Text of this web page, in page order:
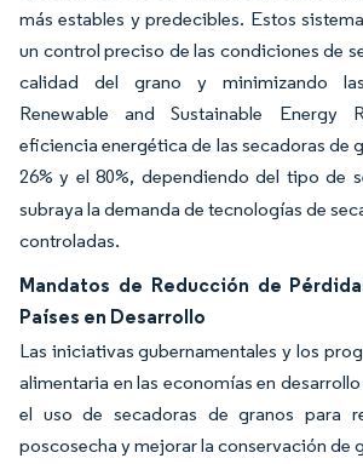
más estables y predecibles. Estos
un control preciso de las condiciones de
calidad del grano y minimizando
Renewable and Sustainable Energy
eficiencia energética de las secadoras de
26% y el 80%, dependiendo del tipo de
subraya la demanda de tecnologías de
controladas.
Mandatos de Reducción de
Países en Desarrollo
Las iniciativas gubernamentales y los
alimentaria en las economías en
el uso de secadoras de granos para
poscosecha y mejorar la conservación de